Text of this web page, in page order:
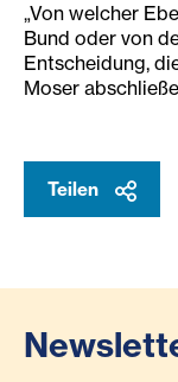
„Von welcher
Bund oder von
Entscheidung,
Moser
Teilen